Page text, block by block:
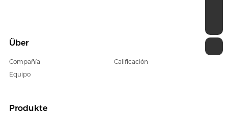
Über
Compañía
Calificación
Equipo
Produkte